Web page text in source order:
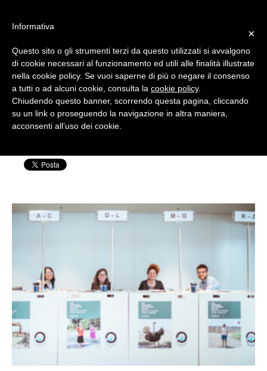
#WIS22
Home
Forum 2023
WIS19_080
Scritto da: Silvia Rensi | Pubblicato il: 11
×
Informativa
Questo sito o gli strumenti terzi da questo utilizzati si avvalgono
di cookie necessari al funzionamento ed utili alle finalità illustrate
nella cookie policy. Se vuoi saperne di più o negare il consenso
a tutti o ad alcuni cookie, consulta la cookie policy.
Chiudendo questo banner, scorrendo questa pagina, cliccando
su un link o proseguendo la navigazione in altra maniera,
acconsenti all’uso dei cookie.